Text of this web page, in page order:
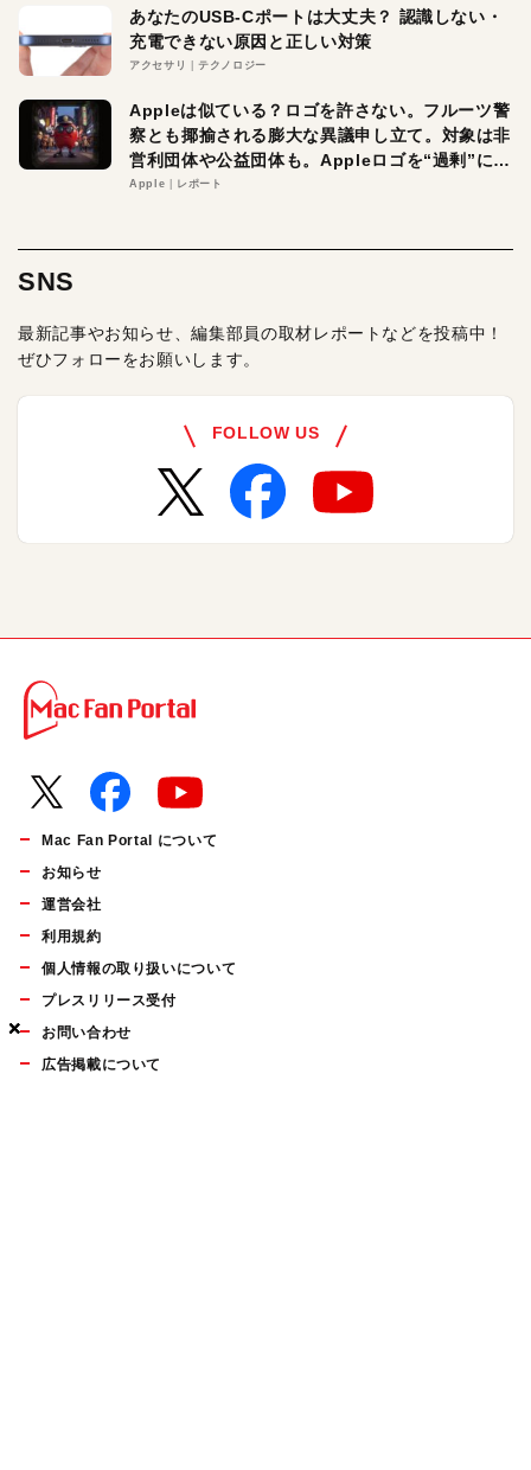
×
×
×
あなたのUSB-Cポートは大丈夫？ 認識しない・
充電できない原因と正しい対策
アクセサリ テクノロジー
Appleは似ている？ロゴを許さない。フルーツ警
察とも揶揄される膨大な異議申し立て。対象は非
営利団体や公益団体も。Appleロゴを“過剰”に守
る理由とは
Apple レポート
SNS
最新記事やお知らせ、編集部員の取材レポートなどを投稿中！
ぜひフォローをお願いします。
FOLLOW US
Mac Fan Portal について
お知らせ
運営会社
利用規約
個人情報の取り扱いについて
プレスリリース受付
お問い合わせ
広告掲載について